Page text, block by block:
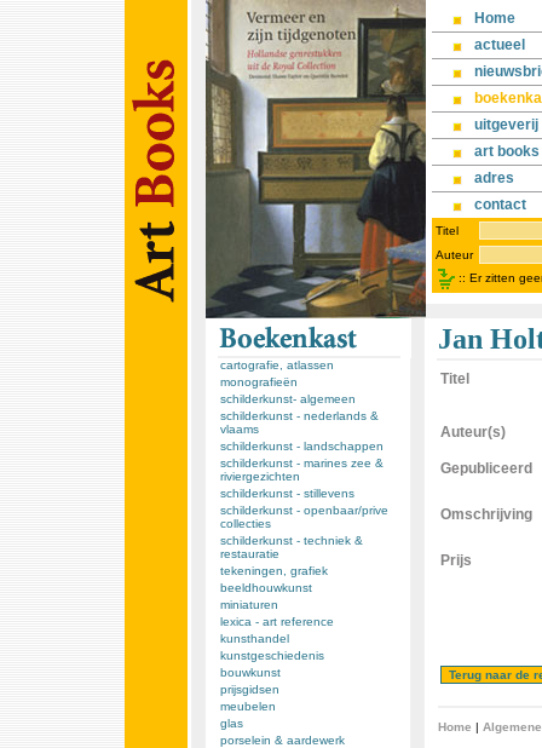
Home
actueel
uitgeverij
art books
adres
contact
Titel
Auteur
:: Er zitten
cartografie, atlassen
monografieën
schilderkunst- algemeen
schilderkunst - nederlands &
vlaams
schilderkunst - landschappen
schilderkunst - marines zee &
riviergezichten
schilderkunst - stillevens
schilderkunst - openbaar/prive
collecties
schilderkunst - techniek &
restauratie
tekeningen, grafiek
beeldhouwkunst
miniaturen
lexica - art reference
kunsthandel
kunstgeschiedenis
bouwkunst
prijsgidsen
meubelen
glas
porselein & aardewerk
Jan
Titel
Auteur(s)
Gepubliceerd
Omschrijving
Prijs
Home |